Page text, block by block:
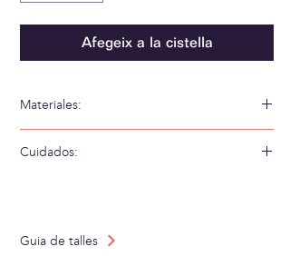
Afegeix a la cistella
Materiales:
Cuidados:
Guia de talles